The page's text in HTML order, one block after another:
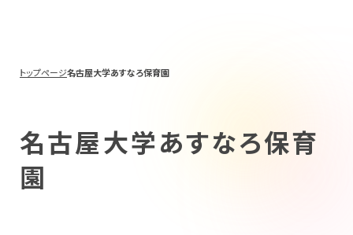
トップページ名古屋大学あすなろ保育園
名古屋大学あすなろ保育
園